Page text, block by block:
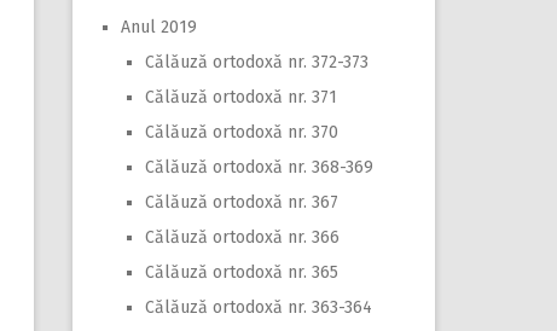
Anul 2019
Călăuză ortodoxă nr. 372-373
Călăuză ortodoxă nr. 371
Călăuză ortodoxă nr. 370
Călăuză ortodoxă nr. 368-369
Călăuză ortodoxă nr. 367
Călăuză ortodoxă nr. 366
Călăuză ortodoxă nr. 365
Călăuză ortodoxă nr. 363-364